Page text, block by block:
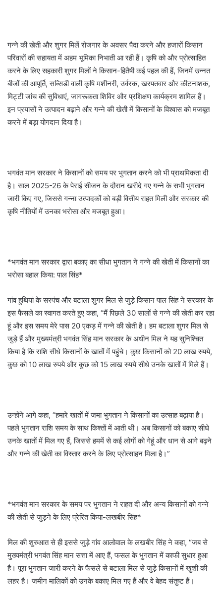
गन्ने की खेती और शुगर मिलें रोजगार के अवसर पैदा करने और हजारों किसान
परिवारों की सहायता में अहम भूमिका निभाती आ रही हैं। कृषि को और प्रोत्साहित
करने के लिए सहकारी शुगर मिलों ने किसान-हितैषी कई पहल की हैं, जिनमें उन्नत
बीजों की आपूर्ति, सब्सिडी वाली कृषि मशीनरी, उर्वरक, खरपतवार और कीटनाशक,
मिट्टी जांच की सुविधाएं, जागरूकता शिविर और प्रशिक्षण कार्यक्रम शामिल हैं।
इन प्रयासों ने उत्पादन बढ़ाने और गन्ने की खेती में किसानों के विश्वास को मजबूत
करने में बड़ा योगदान दिया है।
भगवंत मान सरकार ने किसानों को समय पर भुगतान करने को भी प्राथमिकता दी
है। साल 2025-26 के पेराई सीजन के दौरान खरीदे गए गन्ने के सभी भुगतान
जारी किए गए, जिससे गन्ना उत्पादकों को बड़ी वित्तीय राहत मिली और सरकार की
कृषि नीतियों में उनका भरोसा और मजबूत हुआ।
*भगवंत मान सरकार द्वारा बकाए का सीधा भुगतान ने गन्ने की खेती में किसानों का
भरोसा बहाल किया: पाल सिंह*
गांव हुथियां के सरपंच और बटाला शुगर मिल से जुड़े किसान पाल सिंह ने सरकार के
इस फैसले का स्वागत करते हुए कहा, “मैं पिछले 30 सालों से गन्ने की खेती कर रहा
हूं और इस समय मेरे पास 20 एकड़ में गन्ने की खेती है। हम बटाला शुगर मिल से
जुड़े हैं और मुख्यमंत्री भगवंत सिंह मान सरकार के अधीन मिल ने यह सुनिश्चित
किया है कि राशि सीधे किसानों के खातों में पहुंचे। कुछ किसानों को 20 लाख रुपये,
कुछ को 10 लाख रुपये और कुछ को 15 लाख रुपये सीधे उनके खातों में मिले हैं।
उन्होंने आगे कहा, “हमारे खातों में जमा भुगतान ने किसानों का उत्साह बढ़ाया है।
पहले भुगतान राशि समय के साथ किश्तों में आती थी। अब किसानों को बकाए सीधे
उनके खातों में मिल गए हैं, जिससे हममें से कई लोगों को गेहूं और धान से आगे बढ़ने
और गन्ने की खेती का विस्तार करने के लिए प्रोत्साहन मिला है।”
*भगवंत मान सरकार के समय पर भुगतान ने राहत दी और अन्य किसानों को गन्ने
की खेती से जुड़ने के लिए प्रेरित किया-लखबीर सिंह*
मिल की शुरुआत से ही इससे जुड़े गांव आलोवाल के लखबीर सिंह ने कहा, “जब से
मुख्यमंत्री भगवंत सिंह मान सत्ता में आए हैं, फसल के भुगतान में काफी सुधार हुआ
है। पूरा भुगतान जारी करने के फैसले से बटाला मिल से जुड़े किसानों में खुशी की
लहर है। जमीन मालिकों को उनके बकाए मिल गए हैं और वे बेहद संतुष्ट हैं।